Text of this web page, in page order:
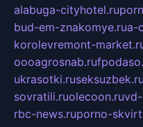
alabuga-cityhotel.ru
bud-em-znakomye.rua-
korolevremont-
oooagrosnab.ru
ukrasotki.ruseksuzbek.ru
sovratili.ruolecoon.ru
rbc-news.ruporno-